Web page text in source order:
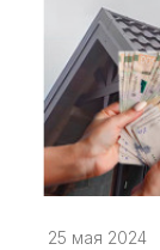
25 мая 2024